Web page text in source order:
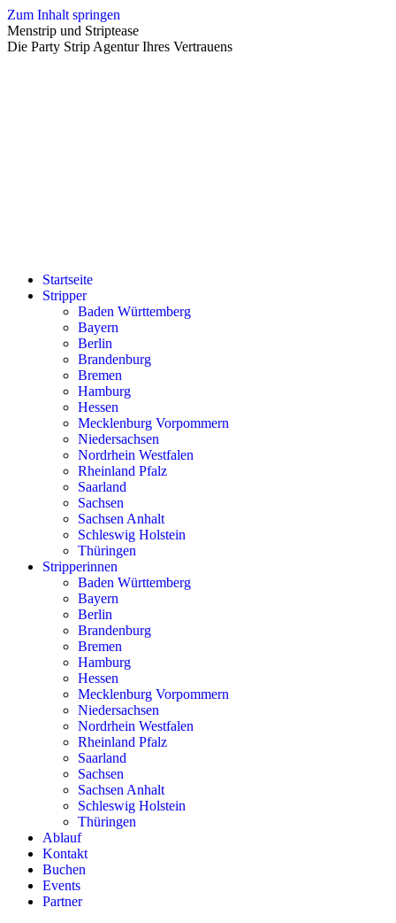
Zum Inhalt springen
Menstrip und Striptease
Die Party Strip Agentur Ihres Vertrauens
Startseite
Stripper
Baden Württemberg
Bayern
Berlin
Brandenburg
Bremen
Hamburg
Hessen
Mecklenburg Vorpommern
Niedersachsen
Nordrhein Westfalen
Rheinland Pfalz
Saarland
Sachsen
Sachsen Anhalt
Schleswig Holstein
Thüringen
Stripperinnen
Baden Württemberg
Bayern
Berlin
Brandenburg
Bremen
Hamburg
Hessen
Mecklenburg Vorpommern
Niedersachsen
Nordrhein Westfalen
Rheinland Pfalz
Saarland
Sachsen
Sachsen Anhalt
Schleswig Holstein
Thüringen
Ablauf
Kontakt
Buchen
Events
Partner